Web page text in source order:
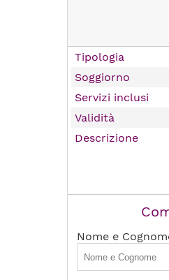
Tipologia
Soggiorno
Servizi inclusi
Validità
Descrizione
Nome e